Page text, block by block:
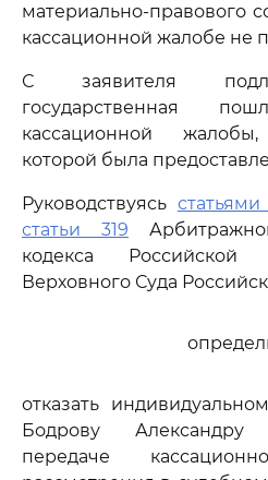
материально-правового
кассационной жалобе не
С заявителя
государственная
кассационной
которой была
Руководствуясь статьями
статьи 319
кодекса Российской
Верховного Суда
отказать
Бодрову
передаче